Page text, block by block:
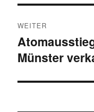
WEITER
Nächster
Beitrag:
Münster